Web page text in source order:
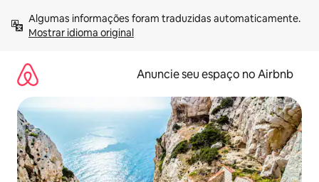
para
Mostrar idioma original
Anuncie seu espaço no Airbnb